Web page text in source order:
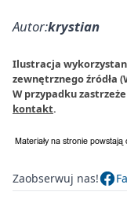
Autor:krystian
Ilustracja
zewnętrznego źródła
W przypadku
kontakt.
Zaobserwuj nas!